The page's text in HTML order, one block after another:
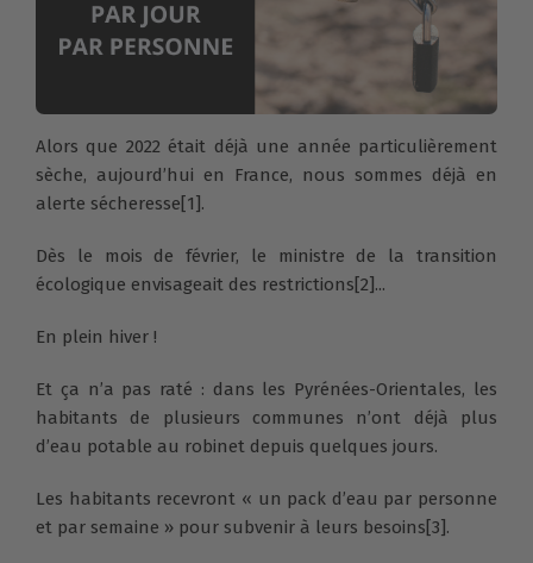
Alors que 2022 était déjà une année particulièrement
sèche, aujourd’hui en France, nous sommes déjà en
alerte sécheresse[1].
Dès le mois de février, le ministre de la transition
écologique envisageait des restrictions[2]...
En plein hiver !
Et ça n’a pas raté : dans les Pyrénées-Orientales, les
habitants de plusieurs communes n’ont déjà plus
d’eau potable au robinet depuis quelques jours.
Les habitants recevront « un pack d’eau par personne
et par semaine » pour subvenir à leurs besoins[3].